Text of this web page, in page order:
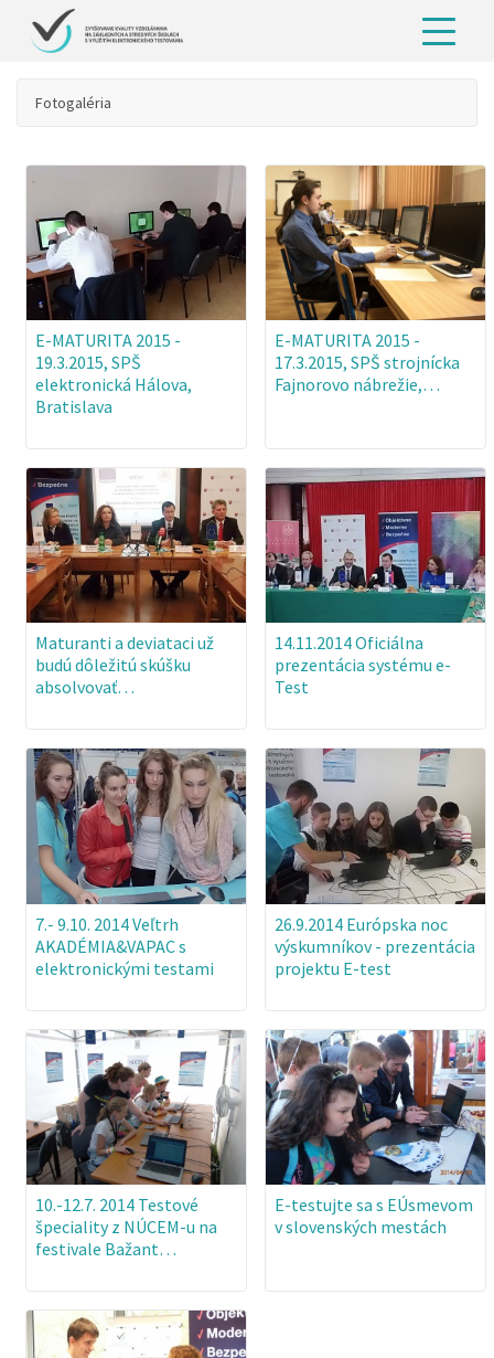
Fotogaléria
E-MATURITA 2015 -
19.3.2015, SPŠ
elektronická Hálova,
Bratislava
E-MATURITA 2015 -
17.3.2015, SPŠ strojnícka
Fajnorovo nábrežie,…
Maturanti a deviataci už
budú dôležitú skúšku
absolvovať…
14.11.2014 Oficiálna
prezentácia systému e-
Test
7.- 9.10. 2014 Veľtrh
AKADÉMIA&VAPAC s
elektronickými testami
26.9.2014 Európska noc
výskumníkov - prezentácia
projektu E-test
10.-12.7. 2014 Testové
špeciality z NÚCEM-u na
festivale Bažant…
E-testujte sa s EÚsmevom
v slovenských mestách